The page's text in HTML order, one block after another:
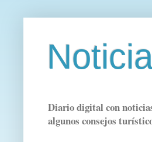
Diario digital con
algunos consejos